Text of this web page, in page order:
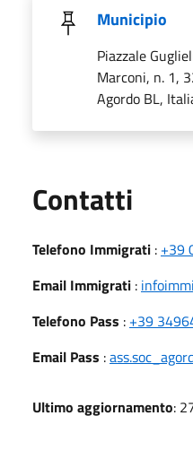
Municipio
Piazzale
Marconi, n. 1,
Agordo BL,
Contatti
Telefono Immigrati : +39
Email Immigrati :
Telefono Pass : +39
Email Pass :
Ultimo aggiornamento: